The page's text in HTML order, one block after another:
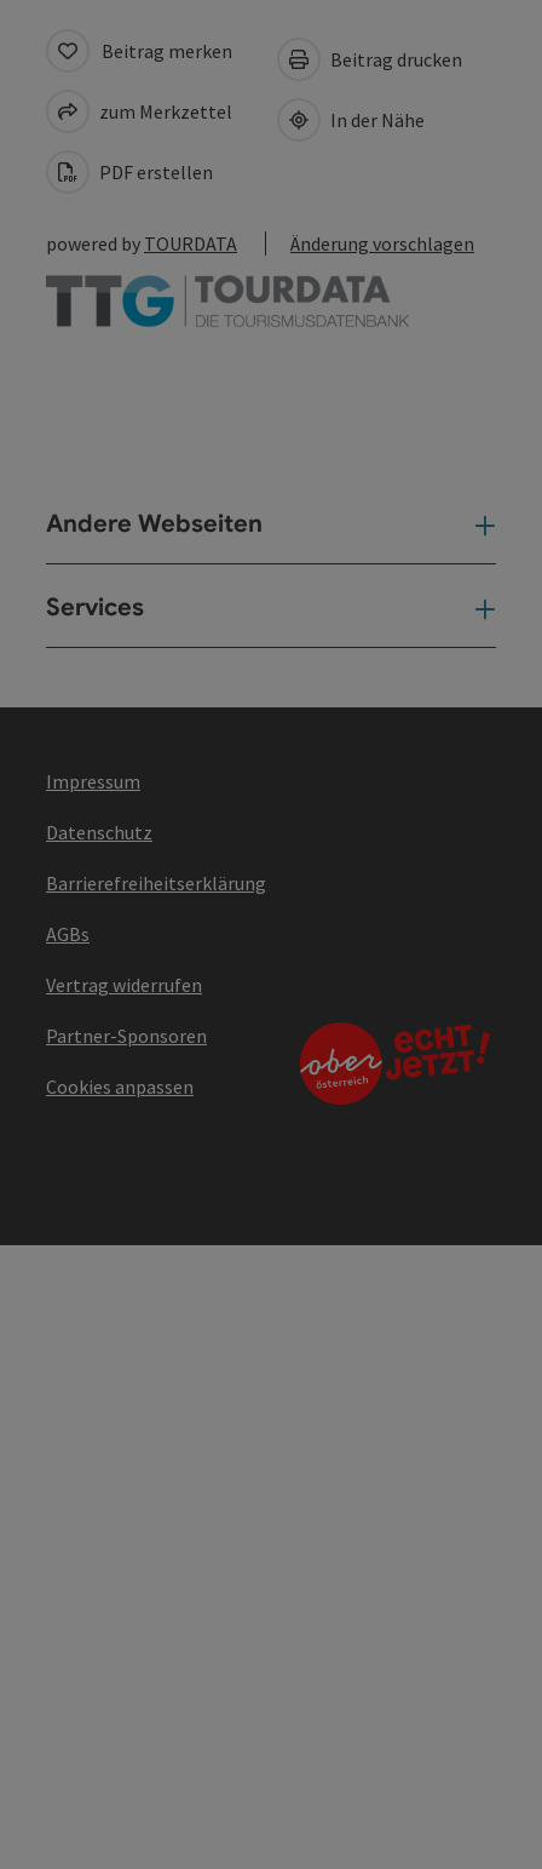
Beitrag merken
zum Merkzettel
PDF erstellen
Beitrag drucken
In der Nähe
powered by TOURDATA Änderung vorschlagen
Andere Webseiten
Services
Impressum
Datenschutz
Barrierefreiheitserklärung
AGBs
Vertrag widerrufen
Partner-Sponsoren
Cookies anpassen